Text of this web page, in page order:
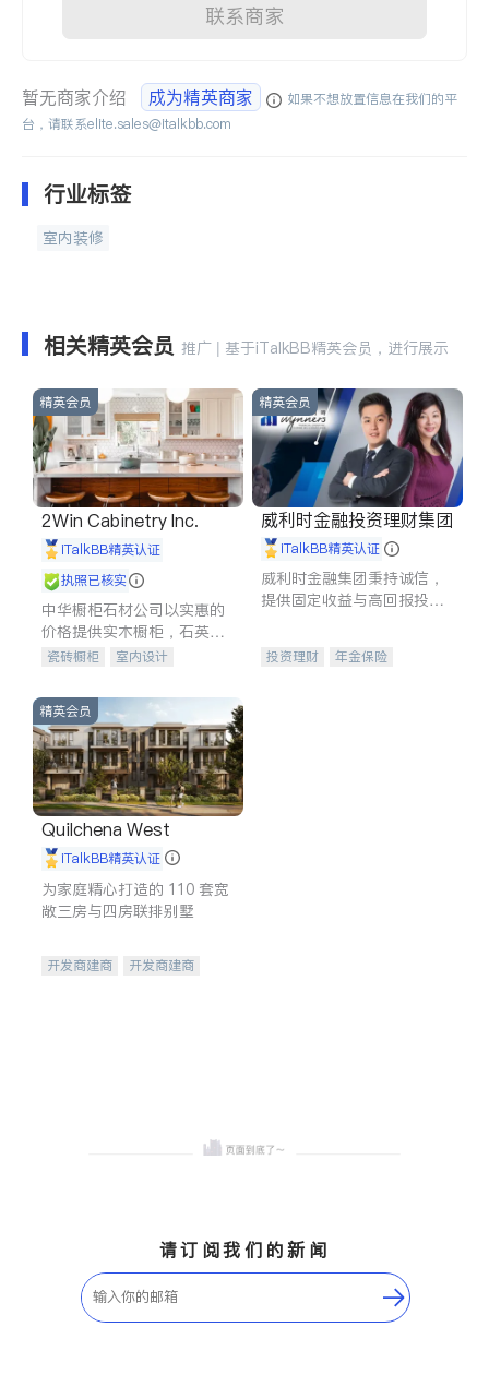
联系商家
暂无商家介绍 成为精英商家
如果不想放置信息在我们的平
台，请联系elite.sales@italkbb.com
行业标签
室内装修
相关精英会员 推广 | 基于iTalkBB精英会员，进行展示
精英会员
2Win Cabinetry Inc.
iTalkBB精英认证
执照已核实
中华橱柜石材公司以实惠的
价格提供实木橱柜，石英石
台面，多种优质不锈钢水
质厨房，家的选择。
瓷砖橱柜
室内设计
室内装修
精英会员
威利时金融投资理财集团
iTalkBB精英认证
威利时金融集团秉持诚信，
提供固定收益与高回报投资
合，助力客户实现目标
投资理财
年金保险
精英会员
Quilchena West
iTalkBB精英认证
为家庭精心打造的 110 套宽
敞三房与四房联排别墅
开发商建商
开发商建商
请订阅我们的新闻